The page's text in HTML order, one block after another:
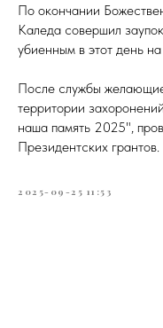
По окончании
Каледа совершил
убиенным в этот день
После службы
территории
наша память 2025",
Президентских грантов.
2025-09-25 11:53